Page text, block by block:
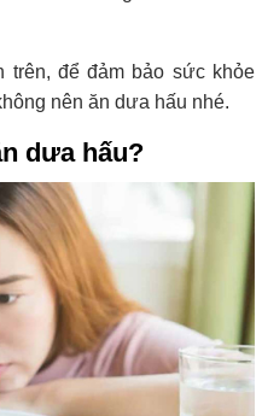
trên, để đảm bảo sức khỏe
nên ăn dưa hấu nhé.
dưa hấu?